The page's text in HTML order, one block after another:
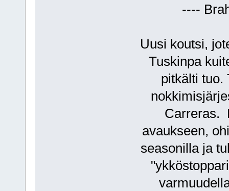
----
Uusi koutsi,
Tuskinpa
pitkälti tuo.
Carreras.
avaukseen,
seasonilla ja